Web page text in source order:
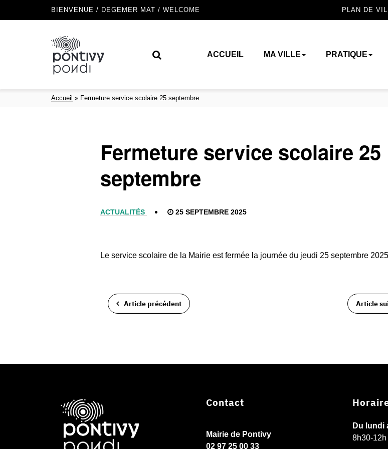
BIENVENUE / DEGEMER MAT / WELCOME PLAN DE
ACCUEIL MA VILLE PRATIQUE
Accueil » Fermeture service scolaire 25 septembre
Fermeture service scolaire 25
septembre
ACTUALITÉS 25 SEPTEMBRE 2025
Le service scolaire de la Mairie est fermée la journée du jeudi 25 septembre 2025
Article précédent Article
Contact
Mairie de Pontivy
02 97 25 00 33
Du lundi
8h30-